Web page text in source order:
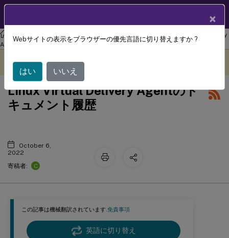
リナックス バーチャル デリバリー エージェント
Linux Virtual Delivery
Agent 2207
この記事は機械翻訳されています.免責事項
英語に切り替え
翻訳されています。
Linux Virtual Delivery Agentのド
キュメント履歴
October 6,
2022
寄稿者:
C
×
Webサイトの表示をブラウザーの優先言語に切り替えますか ?
はい いいえ